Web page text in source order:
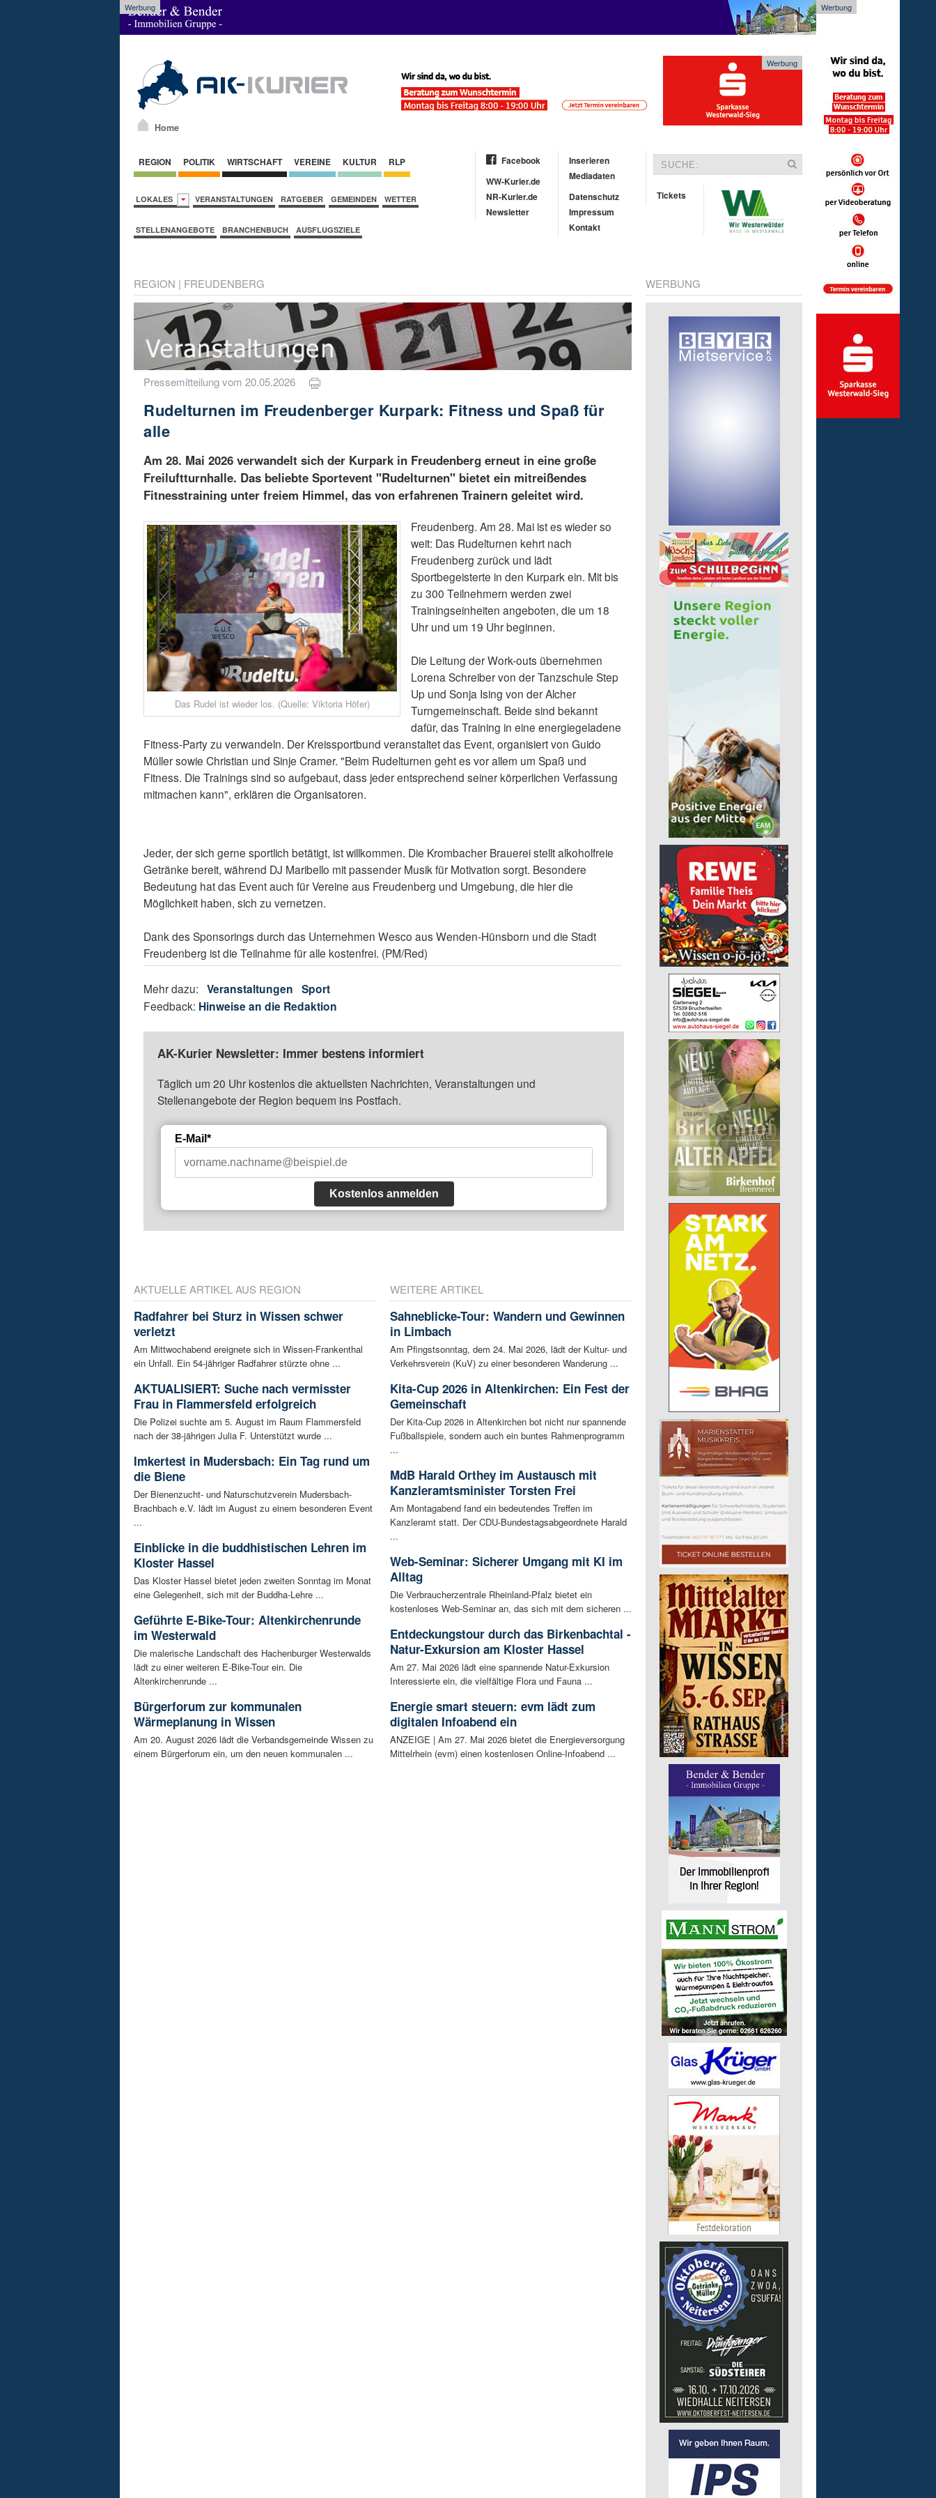
Werbung Werbung
Home
Werbung
REGION POLITIK WIRTSCHAFT VEREINE KULTUR RLP
LOKALES VERANSTALTUNGEN RATGEBER GEMEINDEN WETTER
STELLENANGEBOTE BRANCHENBUCH AUSFLUGSZIELE
Facebook
WW-Kurier.de
NR-Kurier.de
Newsletter
Inserieren
Mediadaten
Datenschutz
Impressum
Kontakt
Tickets
REGION | FREUDENBERG
Pressemitteilung vom 20.05.2026
Rudelturnen im Freudenberger Kurpark: Fitness und Spaß für
alle
Am 28. Mai 2026 verwandelt sich der Kurpark in Freudenberg erneut in eine große
Freiluftturnhalle. Das beliebte Sportevent "Rudelturnen" bietet ein mitreißendes
Fitnesstraining unter freiem Himmel, das von erfahrenen Trainern geleitet wird.
Das Rudel ist wieder los. (Quelle: Viktoria Höfer)
Freudenberg. Am 28. Mai ist es wieder so
weit: Das Rudelturnen kehrt nach
Freudenberg zurück und lädt
Sportbegeisterte in den Kurpark ein. Mit bis
zu 300 Teilnehmern werden zwei
Trainingseinheiten angeboten, die um 18
Uhr und um 19 Uhr beginnen.
Die Leitung der Work-outs übernehmen
Lorena Schreiber von der Tanzschule Step
Up und Sonja Ising von der Alcher
Turngemeinschaft. Beide sind bekannt
dafür, das Training in eine energiegeladene
Fitness-Party zu verwandeln. Der Kreissportbund veranstaltet das Event, organisiert von Guido
Müller sowie Christian und Sinje Cramer. "Beim Rudelturnen geht es vor allem um Spaß und
Fitness. Die Trainings sind so aufgebaut, dass jeder entsprechend seiner körperlichen Verfassung
mitmachen kann", erklären die Organisatoren.
Jeder, der sich gerne sportlich betätigt, ist willkommen. Die Krombacher Brauerei stellt alkoholfreie
Getränke bereit, während DJ Maribello mit passender Musik für Motivation sorgt. Besondere
Bedeutung hat das Event auch für Vereine aus Freudenberg und Umgebung, die hier die
Möglichkeit haben, sich zu vernetzen.
Dank des Sponsorings durch das Unternehmen Wesco aus Wenden-Hünsborn und die Stadt
Freudenberg ist die Teilnahme für alle kostenfrei. (PM/Red)
Mehr dazu:Veranstaltungen Sport
Feedback: Hinweise an die Redaktion
AK-Kurier Newsletter: Immer bestens informiert
Täglich um 20 Uhr kostenlos die aktuellsten Nachrichten, Veranstaltungen und
Stellenangebote der Region bequem ins Postfach.
E-Mail*
Kostenlos anmelden
AKTUELLE ARTIKEL AUS REGION
Radfahrer bei Sturz in Wissen schwer
verletzt
Am Mittwochabend ereignete sich in Wissen-Frankenthal
ein Unfall. Ein 54-jähriger Radfahrer stürzte ohne ...
AKTUALISIERT: Suche nach vermisster
Frau in Flammersfeld erfolgreich
Die Polizei suchte am 5. August im Raum Flammersfeld
nach der 38-jährigen Julia F. Unterstützt wurde ...
Imkertest in Mudersbach: Ein Tag rund um
die Biene
Der Bienenzucht- und Naturschutzverein Mudersbach-
Brachbach e.V. lädt im August zu einem besonderen Event
...
Einblicke in die buddhistischen Lehren im
Kloster Hassel
Das Kloster Hassel bietet jeden zweiten Sonntag im Monat
eine Gelegenheit, sich mit der Buddha-Lehre ...
Geführte E-Bike-Tour: Altenkirchenrunde
im Westerwald
Die malerische Landschaft des Hachenburger Westerwalds
lädt zu einer weiteren E-Bike-Tour ein. Die
Altenkirchenrunde ...
Bürgerforum zur kommunalen
Wärmeplanung in Wissen
Am 20. August 2026 lädt die Verbandsgemeinde Wissen zu
einem Bürgerforum ein, um den neuen kommunalen ...
WEITERE ARTIKEL
Sahneblicke-Tour: Wandern und Gewinnen
in Limbach
Am Pfingstsonntag, dem 24. Mai 2026, lädt der Kultur- und
Verkehrsverein (KuV) zu einer besonderen Wanderung ...
Kita-Cup 2026 in Altenkirchen: Ein Fest der
Gemeinschaft
Der Kita-Cup 2026 in Altenkirchen bot nicht nur spannende
Fußballspiele, sondern auch ein buntes Rahmenprogramm
...
MdB Harald Orthey im Austausch mit
Kanzleramtsminister Torsten Frei
Am Montagabend fand ein bedeutendes Treffen im
Kanzleramt statt. Der CDU-Bundestagsabgeordnete Harald
...
Web-Seminar: Sicherer Umgang mit KI im
Alltag
Die Verbraucherzentrale Rheinland-Pfalz bietet ein
kostenloses Web-Seminar an, das sich mit dem sicheren ...
Entdeckungstour durch das Birkenbachtal -
Natur-Exkursion am Kloster Hassel
Am 27. Mai 2026 lädt eine spannende Natur-Exkursion
Interessierte ein, die vielfältige Flora und Fauna ...
Energie smart steuern: evm lädt zum
digitalen Infoabend ein
ANZEIGE | Am 27. Mai 2026 bietet die Energieversorgung
Mittelrhein (evm) einen kostenlosen Online-Infoabend ...
WERBUNG